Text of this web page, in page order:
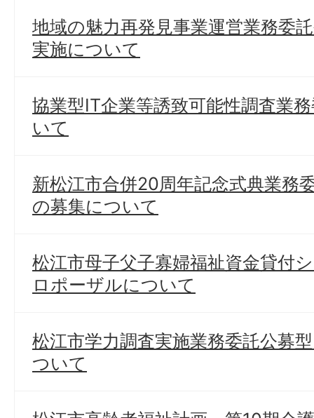
地域の魅力再発見事業運営業務委
実施について
協業型IT企業等誘致可能性調査業
いて
新松江市合併20周年記念式典業務
の募集について
松江市母子父子寡婦福祉資金貸付
ロポーザルについて
松江市学力調査実施業務委託公募
ついて